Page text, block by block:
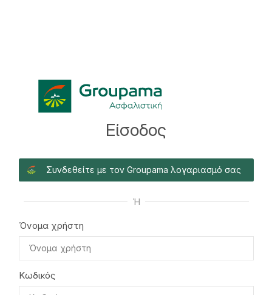
Είσοδος
Συνδεθείτε με τον Groupama λογαριασμό σας
Ή
Όνομα χρήστη
Κωδικός